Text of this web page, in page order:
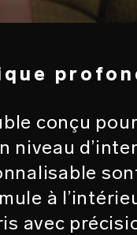
conçu
niveau
à
avec